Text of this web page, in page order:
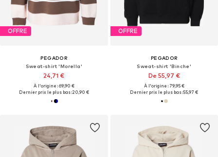
OFFRE
PEGADOR
Sweat-shirt 'Morella'
24,71 €
À l'origine : 69,90 €
Dernier prix le plus bas :20,90 €
OFFRE
PEGADOR
Sweat-shirt 'Binche'
De 55,97 €
À l'origine : 79,95 €
Dernier prix le plus bas :55,97 €